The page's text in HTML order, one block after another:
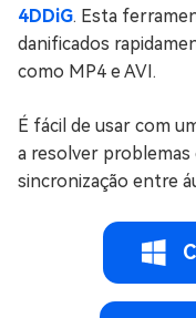
4DDiG. Esta
danificados
como MP4 e AVI.
É fácil de usar com
a resolver problemas
sincronização entre